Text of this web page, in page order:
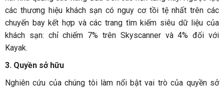
các thương hiệu khách sạn có nguy cơ tồi tệ nhất trên các
chuyến bay kết hợp và các trang tìm kiếm siêu dữ liệu của
khách sạn: chỉ chiếm 7% trên Skyscanner và 4% đối với
Kayak.
3. Quyền sở hữu
Nghiên cứu của chúng tôi làm nổi bật vai trò của quyền sở